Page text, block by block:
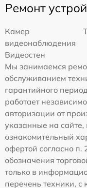
Ремонт
Камер
видеонаблюдения
Видеостен
Мы занимаемся
обслуживанием
гарантийного
работает
авторизации от
указанные на сайте,
ознакомительный
офертой согласно
обозначения
только в
перечень техники,